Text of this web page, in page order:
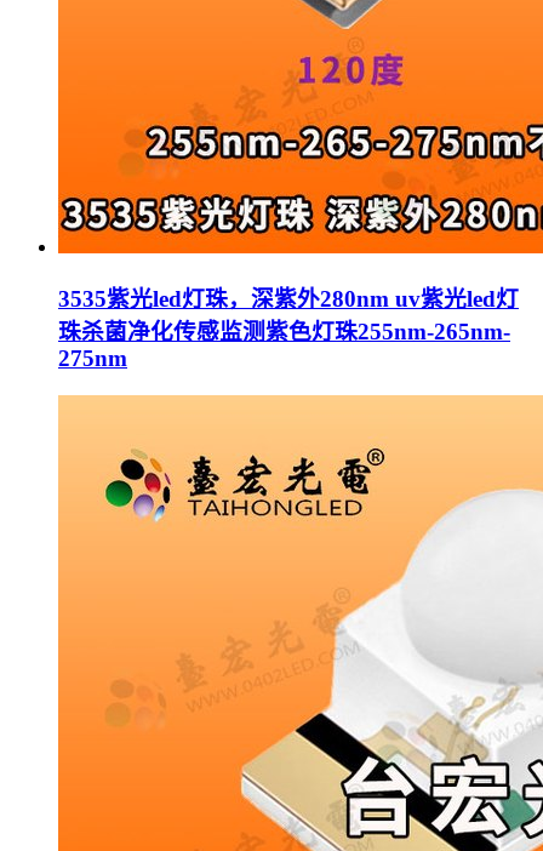
3535紫光led灯珠，深紫外280nm uv紫光led灯
珠杀菌净化传感监测紫色灯珠255nm-265nm-
275nm